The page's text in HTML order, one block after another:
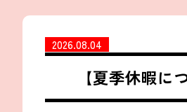
2026.08.04
【夏季休暇に